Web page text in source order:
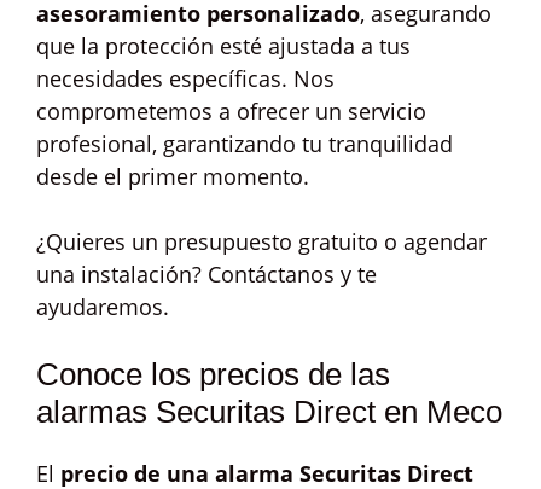
asesoramiento personalizado, asegurando
que la protección esté ajustada a tus
necesidades específicas. Nos
comprometemos a ofrecer un servicio
profesional, garantizando tu tranquilidad
desde el primer momento.
¿Quieres un presupuesto gratuito o agendar
una instalación? Contáctanos y te
ayudaremos.
Conoce los precios de las
alarmas Securitas Direct en Meco
El precio de una alarma Securitas Direct